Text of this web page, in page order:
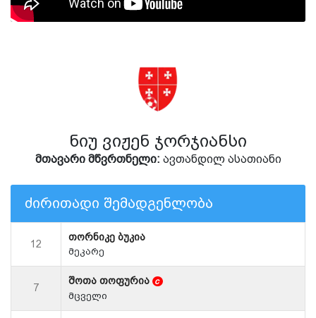
ნიუ ვიჟენ ჯორჯიანსი
მთავარი მწვრთნელი: ავთანდილ ასათიანი
ძირითადი შემადგენლობა
12
თორნიკე ბუკია
მეკარე
7
შოთა თოფურია c
მცველი